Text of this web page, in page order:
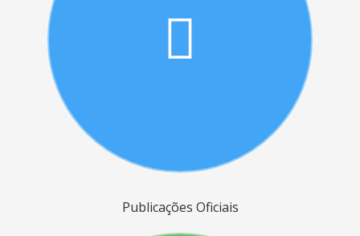
Publicações Oficiais